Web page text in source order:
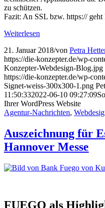
zu schützen.
Fazit: An SSL bzw. https://
Weiterlesen
21. Januar 2018/von Petra
https://die-konzepter.de/wp-
Konzepter-Webdesign-Blog.jpg
https://die-konzepter.de/wp-
Signet-weiss-300x300-1.png
11:50:332022-06-10 09:27:09
Ihrer WordPress Website
Agentur-Nachrichten,
Auszeichnung für
Hannover Messe
FUEGO als